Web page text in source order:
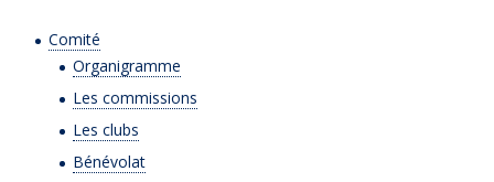
Comité
Organigramme
Les commissions
Les clubs
Bénévolat